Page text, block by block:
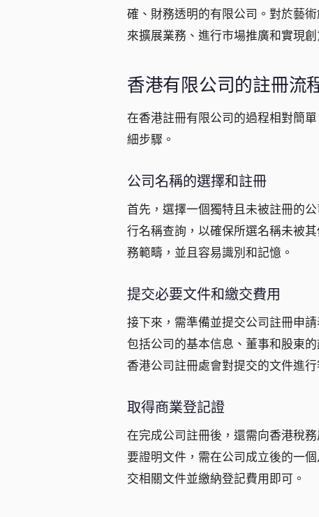
確、財務透明的有限公司。對於藝
來擴展業務、進行市場推廣和實現創
香港有限公司的註冊流
在香港註冊有限公司的過程相對簡
細步驟。
公司名稱的選擇和註冊
首先，選擇一個獨特且未被註冊的
行名稱查詢，以確保所選名稱未被
務範疇，並且容易識別和記憶。
提交必要文件和繳交費用
接下來，需準備並提交公司註冊申
包括公司的基本信息、董事和股東
香港公司註冊處會對提交的文件進
取得商業登記證
在完成公司註冊後，還需向香港稅
要證明文件，需在公司成立後的一
交相關文件並繳納登記費用即可。